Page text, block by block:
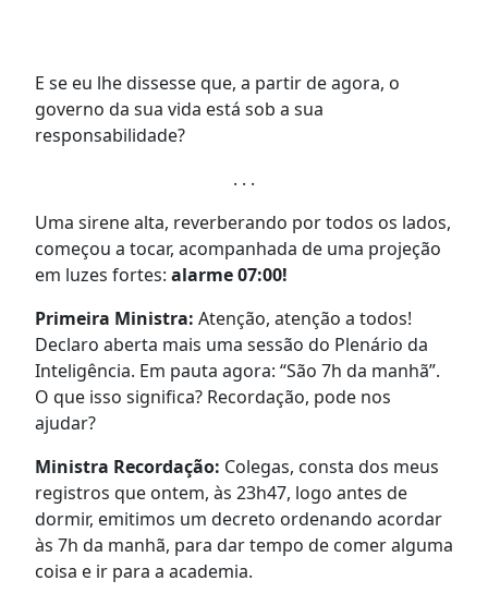
E se eu lhe dissesse que, a partir de agora, o
governo da sua vida está sob a sua
responsabilidade?
. . .
Uma sirene alta, reverberando por todos os lados,
começou a tocar, acompanhada de uma projeção
em luzes fortes: alarme 07:00!
Primeira Ministra: Atenção, atenção a todos!
Declaro aberta mais uma sessão do Plenário da
Inteligência. Em pauta agora: “São 7h da manhã”.
O que isso significa? Recordação, pode nos
ajudar?
Ministra Recordação: Colegas, consta dos meus
registros que ontem, às 23h47, logo antes de
dormir, emitimos um decreto ordenando acordar
às 7h da manhã, para dar tempo de comer alguma
coisa e ir para a academia.